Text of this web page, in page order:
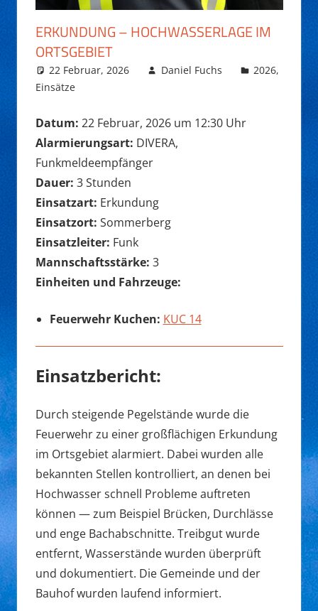
ERKUNDUNG – HOCHWASSERLAGE IM
ORTSGEBIET
22 Februar, 2026 Daniel Fuchs 2026,
Einsätze
Datum: 22 Februar, 2026 um 12:30 Uhr
Alarmierungsart: DIVERA,
Funkmeldeempfänger
Dauer: 3 Stunden
Einsatzart: Erkundung
Einsatzort: Sommerberg
Einsatzleiter: Funk
Mannschaftsstärke: 3
Einheiten und Fahrzeuge:
Feuerwehr Kuchen: KUC 14
Einsatzbericht:
Durch steigende Pegelstände wurde die
Feuerwehr zu einer großflächigen Erkundung
im Ortsgebiet alarmiert. Dabei wurden alle
bekannten Stellen kontrolliert, an denen bei
Hochwasser schnell Probleme auftreten
können — zum Beispiel Brücken, Durchlässe
und enge Bachabschnitte. Treibgut wurde
entfernt, Wasserstände wurden überprüft
und dokumentiert. Die Gemeinde und der
Bauhof wurden laufend informiert.